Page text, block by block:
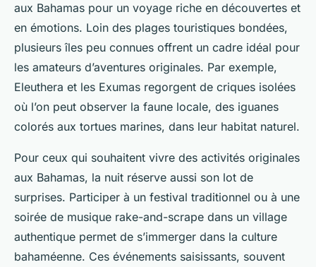
aux Bahamas pour un voyage riche en découvertes et
en émotions. Loin des plages touristiques bondées,
plusieurs îles peu connues offrent un cadre idéal pour
les amateurs d’aventures originales. Par exemple,
Eleuthera et les Exumas regorgent de criques isolées
où l’on peut observer la faune locale, des iguanes
colorés aux tortues marines, dans leur habitat naturel.
Pour ceux qui souhaitent vivre des activités originales
aux Bahamas, la nuit réserve aussi son lot de
surprises. Participer à un festival traditionnel ou à une
soirée de musique rake-and-scrape dans un village
authentique permet de s’immerger dans la culture
bahaméenne. Ces événements saisissants, souvent